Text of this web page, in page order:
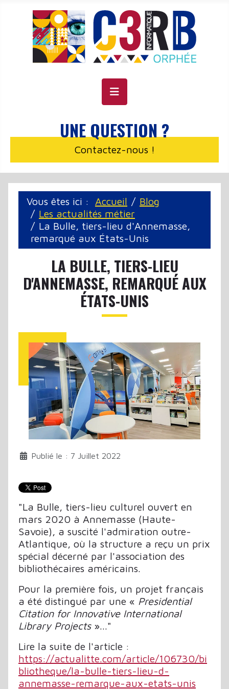
UNE QUESTION ?
Contactez-nous !
Vous êtes ici : Accueil
Blog
Les actualités métier
La Bulle, tiers-lieu d'Annemasse,
remarqué aux États-Unis
LA BULLE, TIERS-LIEU
D'ANNEMASSE, REMARQUÉ AUX
ÉTATS-UNIS
Publié le : 7 Juillet 2022
"La Bulle, tiers-lieu culturel ouvert en
mars 2020 à Annemasse (Haute-
Savoie), a suscité l'admiration outre-
Atlantique, où la structure a reçu un prix
spécial décerné par l'association des
bibliothécaires américains.
Pour la première fois, un projet français
a été distingué par une « Presidential
Citation for Innovative International
Library Projects»..."
Lire la suite de l'article :
https://actualitte.com/article/106730/bi
bliotheque/la-bulle-tiers-lieu-d-
annemasse-remarque-aux-etats-unis